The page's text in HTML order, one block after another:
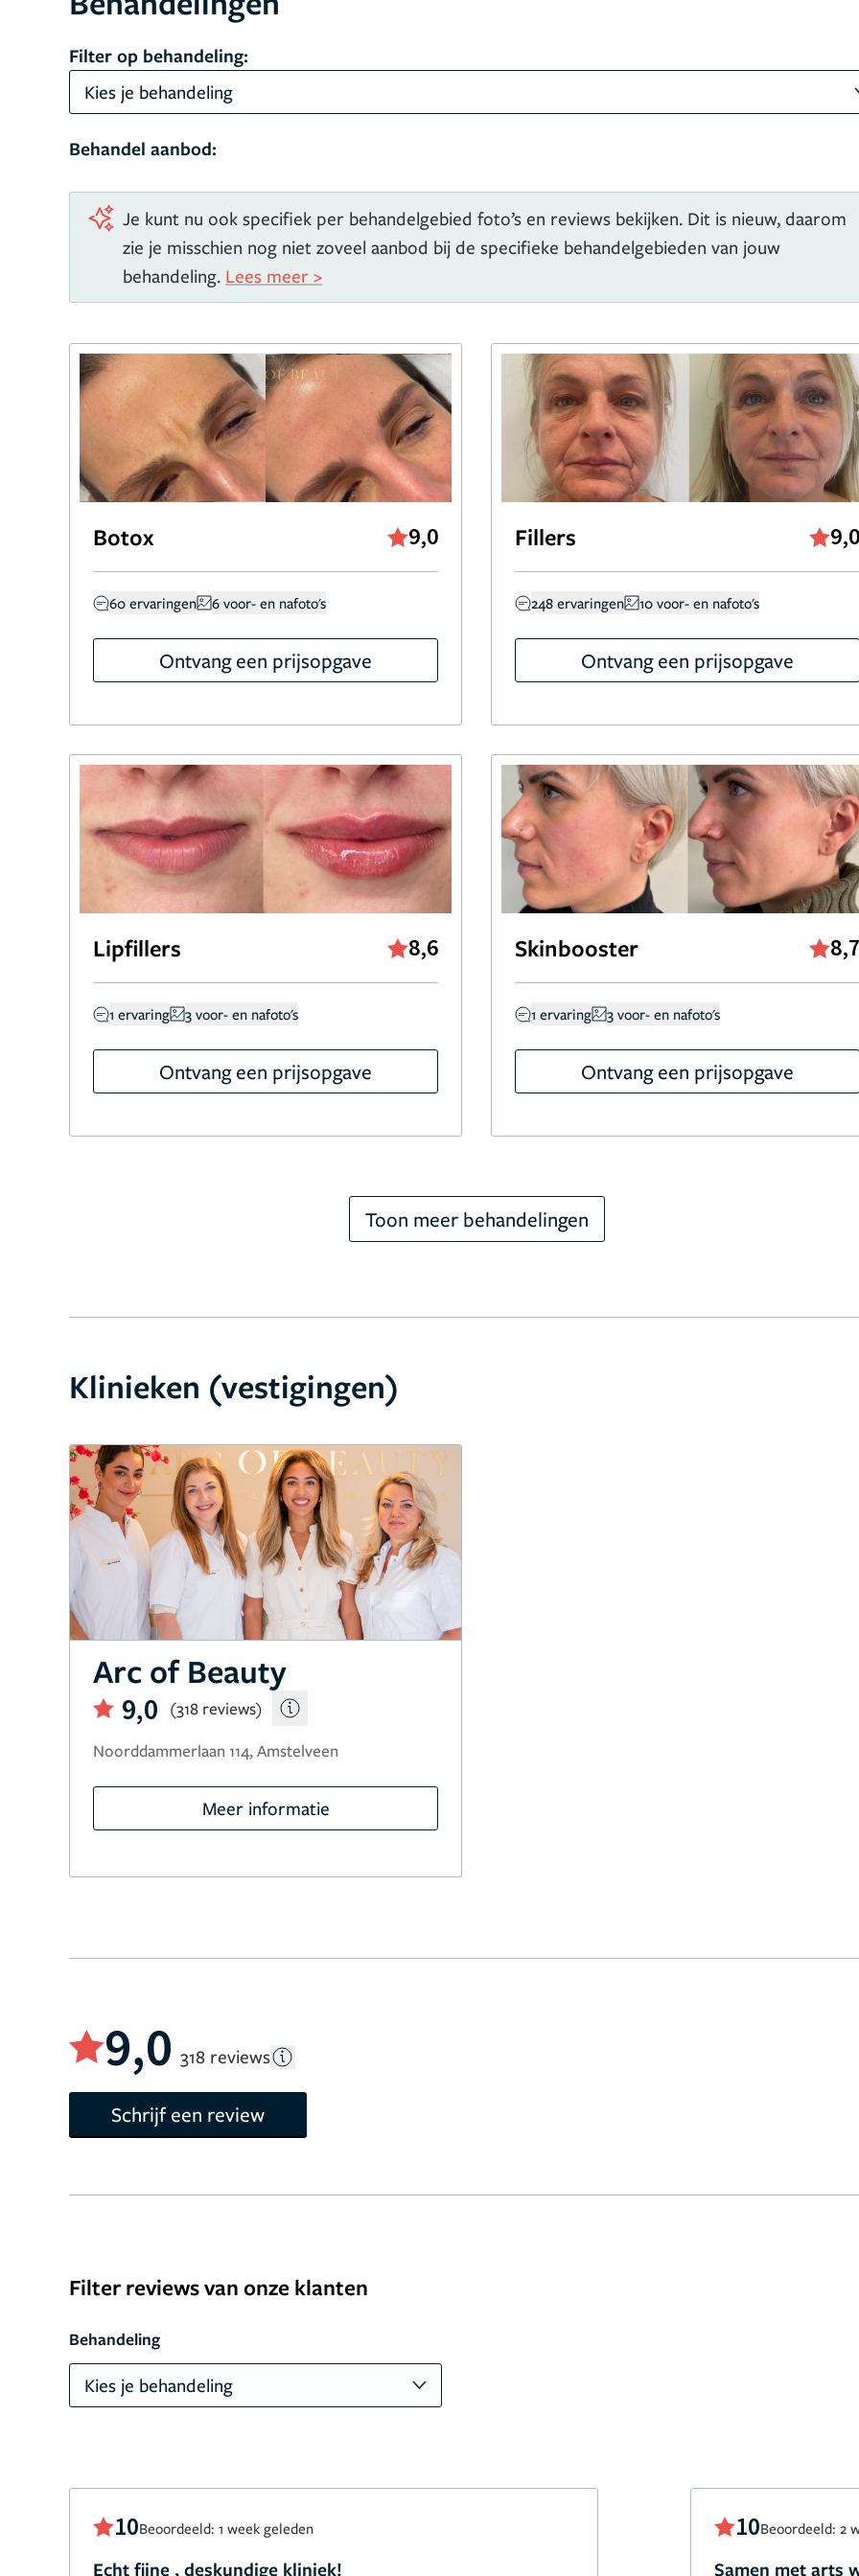
Filter op behandeling:
Kies je behandeling
Behandel aanbod:
Je kunt nu ook specifiek per behandelgebied foto’s en reviews bekijken. Dit is nieuw, daarom
zie je misschien nog niet zoveel aanbod bij de specifieke behandelgebieden van jouw
behandeling. Lees meer >
Botox 9,0
60 ervaringen 6 voor- en nafoto's
Ontvang een prijsopgave
Fillers 9,0
248 ervaringen 10 voor- en nafoto's
Ontvang een prijsopgave
Lipfillers 8,6
1 ervaring 3 voor- en nafoto's
Ontvang een prijsopgave
Skinbooster 8,7
1 ervaring 3 voor- en nafoto's
Ontvang een prijsopgave
Toon meer behandelingen
Klinieken (vestigingen)
Arc of Beauty
9,0
(318 reviews)
Noorddammerlaan 114, Amstelveen
Meer informatie
9,0 318 reviews
Schrijf een review
Filter reviews van onze klanten
Behandeling
Kies je behandeling
10Beoordeeld: 1 week geleden
Echt fijne , deskundige kliniek!
10Beoordeeld: 2
Samen met arts